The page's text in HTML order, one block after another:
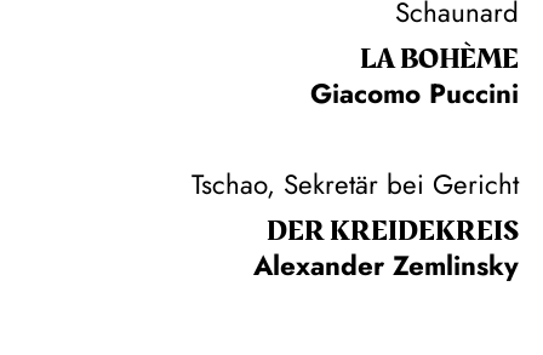
Schaunard
LA BOHÈME
Giacomo Puccini
Tschao, Sekretär bei Gericht
DER KREIDE­KREIS
Alexander Zemlinsky